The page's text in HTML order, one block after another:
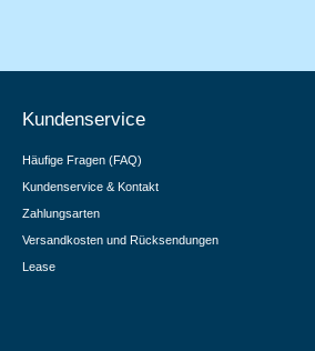
Kundenservice
Häufige Fragen (FAQ)
Kundenservice & Kontakt
Zahlungsarten
Versandkosten und Rücksendungen
Lease